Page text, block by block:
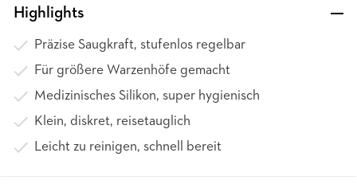
Highlights
Präzise Saugkraft, stufenlos regelbar
Für größere Warzenhöfe gemacht
Medizinisches Silikon, super hygienisch
Klein, diskret, reisetauglich
Leicht zu reinigen, schnell bereit